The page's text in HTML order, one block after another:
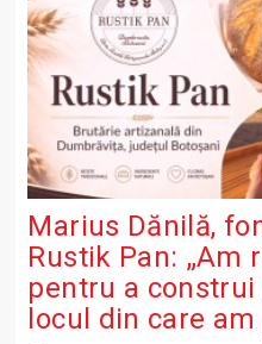
Marius Dănilă,
Rustik Pan: „Am
pentru a
locul din care am